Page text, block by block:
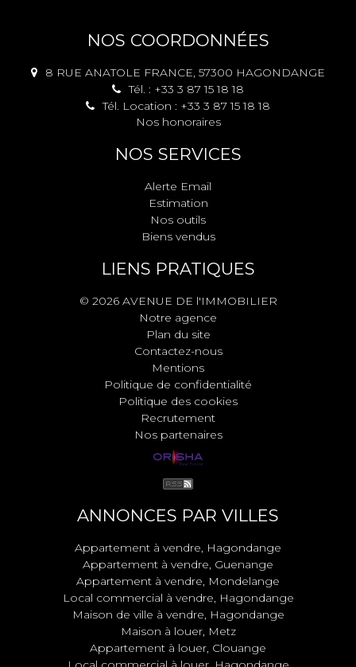
NOS COORDONNÉES
8 RUE ANATOLE FRANCE, 57300 HAGONDANGE
Tél. : +33 3 87 15 18 18
Tél. Location : +33 3 87 15 18 18
Nos honoraires
NOS SERVICES
Alerte Email
Estimation
Nos outils
Biens vendus
LIENS PRATIQUES
© 2026 AVENUE DE l'IMMOBILIER
Notre agence
Plan du site
Contactez-nous
Mentions
Politique de confidentialité
Politique des cookies
Recrutement
Nos partenaires
ANNONCES PAR VILLES
Appartement à vendre, Hagondange
Appartement à vendre, Guenange
Appartement à vendre, Mondelange
Local commercial à vendre, Hagondange
Maison de ville à vendre, Hagondange
Maison à louer, Metz
Appartement à louer, Clouange